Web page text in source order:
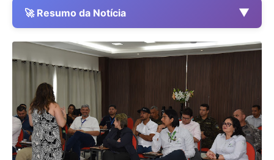
🚀 Resumo da Notícia ▼